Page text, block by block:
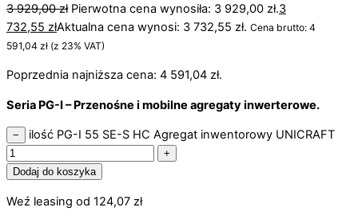
3 929,00zł Pierwotna cena wynosiła: 3 929,00 zł.3
732,55 złAktualna cena wynosi: 3 732,55 zł. Cena brutto: 4
591,04 zł (z 23% VAT)
Poprzednia najniższa cena: 4 591,04 zł.
Seria PG-I – Przenośne i mobilne agregaty inwerterowe.
− ilość PG-I 55 SE-S HC Agregat inwentorowy UNICRAFT
+
Dodaj do koszyka
Weź leasing od 124,07 zł